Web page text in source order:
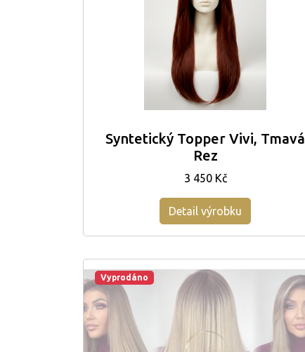
Syntetický Topper Vivi, Tmavá
Rez
3 450 Kč
Detail výrobku
Vyprodáno